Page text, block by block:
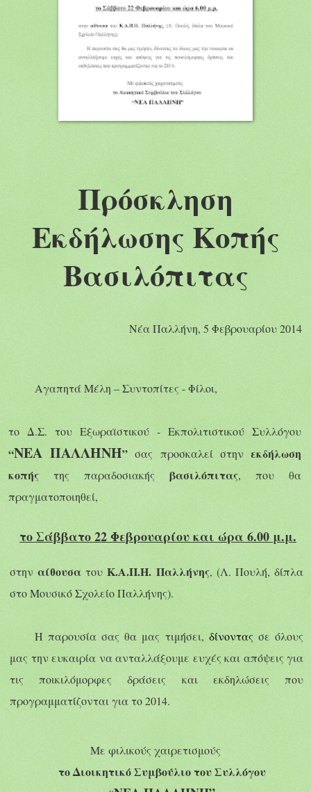
Πρόσκληση
Εκδήλωσης Κοπής
Βασιλόπιτας
Νέα Παλλήνη,5 Φεβρουαρίου 2014
Αγαπητά Μέλη – Συντοπίτες - Φίλοι,
το Δ.Σ. του Εξωραϊστικού - Εκπολιτιστικού Συλλόγου
“ΝΕΑ ΠΑΛΛΗΝΗ” σας προσκαλεί στην εκδήλωση
κοπής της παραδοσιακήςβασιλόπιτας, που θα
πραγματοποιηθεί,
το Σάββατο22Φεβρουαρίου και ώρα 6.00 μ.μ.
στηναίθουσατου Κ.Α.Π.Η. Παλλήνης, (Λ. Πουλή, δίπλα
στο Μουσικό Σχολείο Παλλήνης).
Η παρουσία σας θα μας τιμήσει, δίνοντας σε όλους
μας την ευκαιρία να ανταλλάξουμε ευχές και απόψεις για
τις ποικιλόμορφεςδράσεις και εκδηλώσεις που
προγραμματίζονται για το 2014.
Με φιλικούς χαιρετισμούς
το Διοικητικό Συμβούλιο του Συλλόγου